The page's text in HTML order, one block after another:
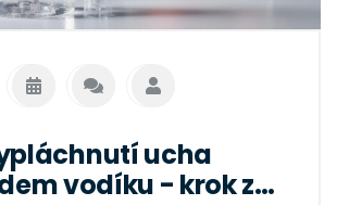
ucha
vodíku - krok za